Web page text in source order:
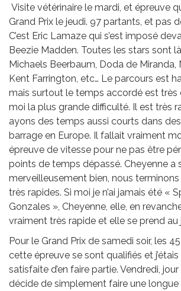
Visite vétérinaire le mardi, et épreuve
Grand Prix le jeudi. 97 partants, et pas
C’est Eric Lamaze qui s’est imposé
Beezie Madden. Toutes les stars sont
Michaels Beerbaum, Doda de Miranda,
Kent Farrington, etc… Le parcours est
mais surtout le temps accordé est très
moi la plus grande difficulté. Il est très
ayons des temps aussi courts dans
barrage en Europe. Il fallait vraiment
épreuve de vitesse pour ne pas être
points de temps dépassé. Cheyenne a
merveilleusement bien, nous
très rapides. Si moi je n’ai jamais été «
Gonzales », Cheyenne, elle, en
vraiment très rapide et elle se prend au
Pour le Grand Prix de samedi soir, les
cette épreuve se sont qualifiés et
satisfaite d’en faire partie. Vendredi,
décide de simplement faire une longue